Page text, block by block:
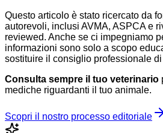
Questo articolo è stato ricercato da
autorevoli, inclusi AVMA, ASPCA e
reviewed. Anche se ci impegniamo
informazioni sono solo a scopo
sostituire il consiglio professionale
Consulta sempre il tuo veterinario
mediche riguardanti il tuo animale.
Scopri il nostro processo editoriale